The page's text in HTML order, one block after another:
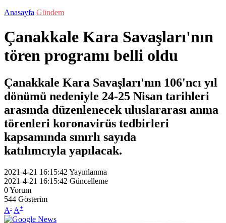
Anasayfa Gündem
Çanakkale Kara Savaşları'nın
tören programı belli oldu
Çanakkale Kara Savaşları'nın 106'ncı yıl
dönümü nedeniyle 24-25 Nisan tarihleri
arasında düzenlenecek uluslararası anma
törenleri koronavirüs tedbirleri
kapsamında sınırlı sayıda
katılımcıyla yapılacak.
2021-4-21 16:15:42 Yayınlanma
2021-4-21 16:15:42 Güncelleme
0Yorum
544 Gösterim
A- A+